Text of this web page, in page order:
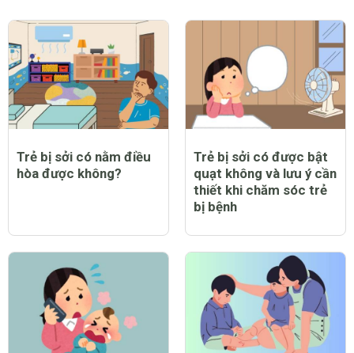
CHỦ ĐỀ MỚI
Trẻ bị sởi có nằm điều
hòa được không?
Trẻ bị sởi có được bật
quạt không và lưu ý cần
thiết khi chăm sóc trẻ
bị bệnh